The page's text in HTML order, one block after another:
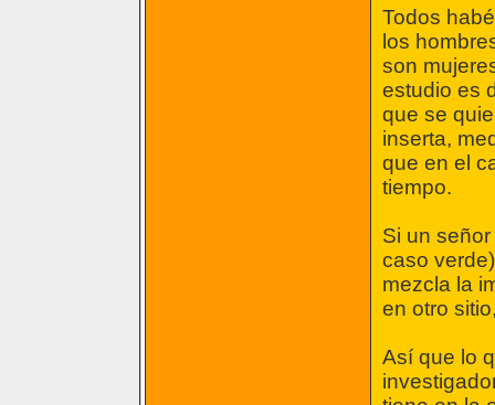
Todos
los
son
estudio es
que se
inserta,
que en el
tiempo.
Si un
caso
mezcla la
en otro
Así que lo